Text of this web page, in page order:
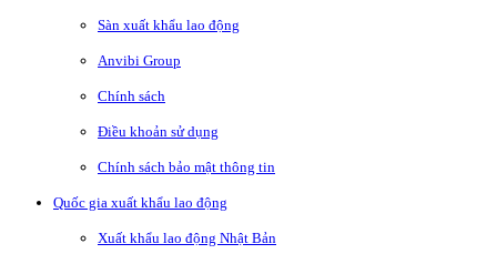
Sàn xuất khẩu lao động
Anvibi Group
Chính sách
Điều khoản sử dụng
Chính sách bảo mật thông tin
Quốc gia xuất khẩu lao động
Xuất khẩu lao động Nhật Bản